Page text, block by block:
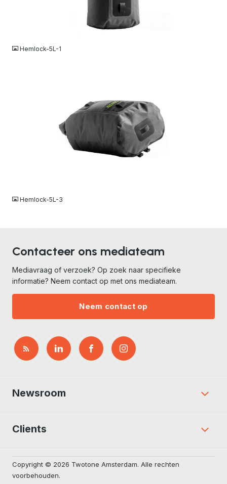
Hemlock-5L-1
Hemlock-5L-3
Contacteer ons mediateam
Mediavraag of verzoek? Op zoek naar specifieke
informatie? Neem contact op met ons mediateam.
Neem contact op
Newsroom
Clients
Copyright © 2026 Twotone Amsterdam. Alle rechten
voorbehouden.